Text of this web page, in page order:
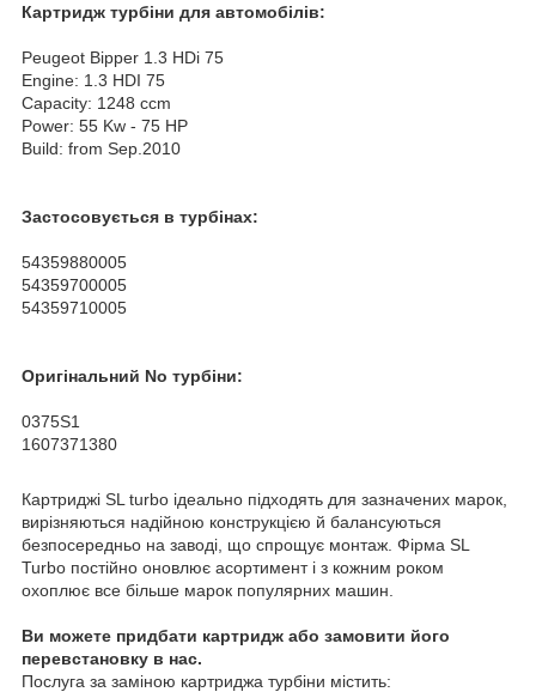
Картридж турбіни для автомобілів:
Peugeot Bipper 1.3 HDi 75
Engine: 1.3 HDI 75
Capacity: 1248 ccm
Power: 55 Kw - 75 HP
Build: from Sep.2010
Застосовується в турбінах:
54359880005
54359700005
54359710005
Оригінальний No турбіни:
0375S1
1607371380
Картриджі SL turbo ідеально підходять для зазначених марок,
вирізняються надійною конструкцією й балансуються
безпосередньо на заводі, що спрощує монтаж. Фірма SL
Turbo постійно оновлює асортимент і з кожним роком
охоплює все більше марок популярних машин.
Ви можете придбати картридж або замовити його
перевстановку в нас.
Послуга за заміною картриджа турбіни містить: